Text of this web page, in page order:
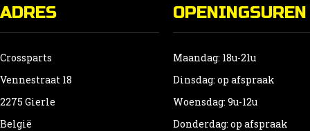
ADRES
Crossparts
Vennestraat 18
2275 Gierle
België
OPENINGSUREN
Maandag: 18u-21u
Dinsdag: op afspraak
Woensdag: 9u-12u
Donderdag: op afspraak